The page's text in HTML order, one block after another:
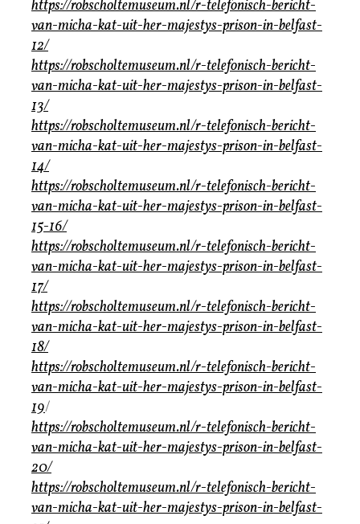
https://robscholtemuseum.nl/r-telefonisch-bericht-
van-micha-kat-uit-her-majestys-prison-in-belfast-
12/
https://robscholtemuseum.nl/r-telefonisch-bericht-
van-micha-kat-uit-her-majestys-prison-in-belfast-
13/
https://robscholtemuseum.nl/r-telefonisch-bericht-
van-micha-kat-uit-her-majestys-prison-in-belfast-
14/
https://robscholtemuseum.nl/r-telefonisch-bericht-
van-micha-kat-uit-her-majestys-prison-in-belfast-
15-16/
https://robscholtemuseum.nl/r-telefonisch-bericht-
van-micha-kat-uit-her-majestys-prison-in-belfast-
17/
https://robscholtemuseum.nl/r-telefonisch-bericht-
van-micha-kat-uit-her-majestys-prison-in-belfast-
18/
https://robscholtemuseum.nl/r-telefonisch-bericht-
van-micha-kat-uit-her-majestys-prison-in-belfast-
19/
https://robscholtemuseum.nl/r-telefonisch-bericht-
van-micha-kat-uit-her-majestys-prison-in-belfast-
20/
https://robscholtemuseum.nl/r-telefonisch-bericht-
van-micha-kat-uit-her-majestys-prison-in-belfast-